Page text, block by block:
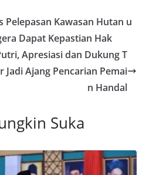
e
st
e
Pelepasan Kawasan Hutan u
Dapat Kepastian Hak
Apresiasi dan Dukung T
Jadi Ajang Pencarian Pemai
n Handal
Suka